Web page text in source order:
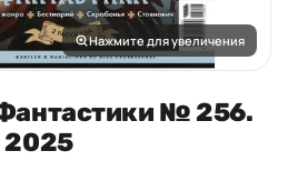
Нажмите для увеличения
№ 256.
2025